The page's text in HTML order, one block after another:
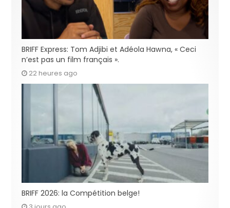
BRIFF Express: Tom Adjibi et Adéola Hawna, « Ceci
n’est pas un film français ».
22 heures ago
BRIFF 2026: la Compétition belge!